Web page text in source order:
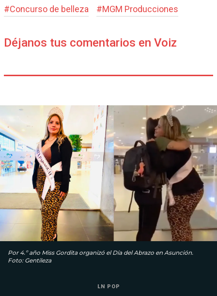
#Concurso de belleza #MGM Producciones
Déjanos tus comentarios en Voiz
Por 4.º año Miss Gordita organizó el Día del Abrazo en Asunción.
Foto: Gentileza
LN POP